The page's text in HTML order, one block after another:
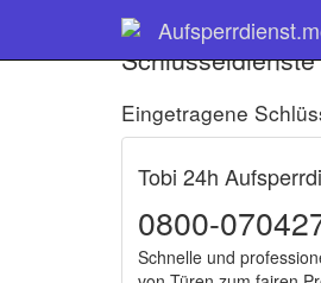
Eingetragene
Tobi 24h
0800-
Schnelle und